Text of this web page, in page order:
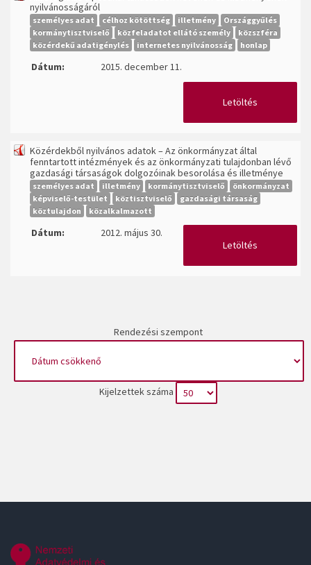
nyilvánosságáról
személyes adat célhoz kötöttség illetmény
Országgyűlés
kormánytisztviselő
közfeladatot ellátó személy
közszféra
közérdekű adatigénylés
internetes nyilvánosság honlap
Dátum: 2015. december 11.
Letöltés
Közérdekből nyilvános adatok – Az önkormányzat által
fenntartott intézmények és az önkormányzati tulajdonban lévő
gazdasági társaságok dolgozóinak besorolása és illetménye
személyes adat illetmény kormánytisztviselő
önkormányzat
képviselő-testület
köztisztviselő
gazdasági társaság
köztulajdon
közalkalmazott
Dátum:
2012. május 30.
Letöltés
Rendezési szempont
Kijelzettek száma